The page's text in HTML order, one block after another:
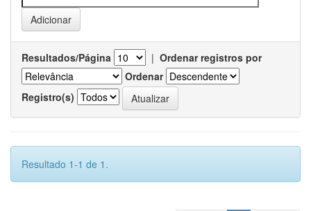
Resultados/Página | Ordenar registros por
Ordenar
Registro(s)
Resultado 1-1 de 1.